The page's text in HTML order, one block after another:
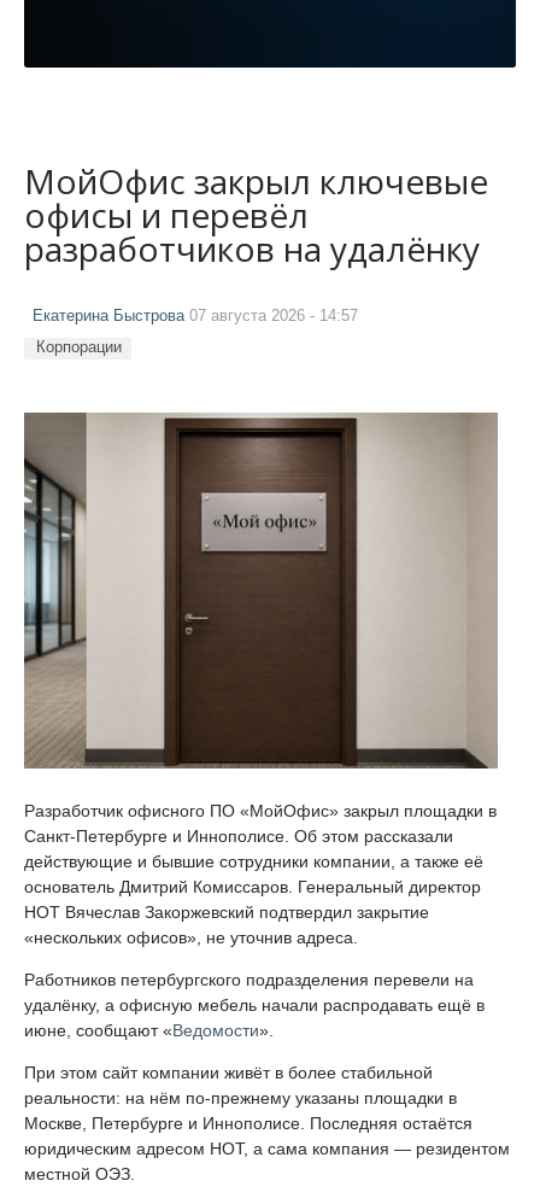
МойОфис закрыл ключевые
офисы и перевёл
разработчиков на удалёнку
Екатерина Быстрова07 августа 2026 - 14:57
Корпорации
Разработчик офисного ПО «МойОфис» закрыл площадки в
Санкт-Петербурге и Иннополисе. Об этом рассказали
действующие и бывшие сотрудники компании, а также её
основатель Дмитрий Комиссаров. Генеральный директор
НОТ Вячеслав Закоржевский подтвердил закрытие
«нескольких офисов», не уточнив адреса.
Работников петербургского подразделения перевели на
удалёнку, а офисную мебель начали распродавать ещё в
июне, сообщают «Ведомости».
При этом сайт компании живёт в более стабильной
реальности: на нём по-прежнему указаны площадки в
Москве, Петербурге и Иннополисе. Последняя остаётся
юридическим адресом НОТ, а сама компания — резидентом
местной ОЭЗ.